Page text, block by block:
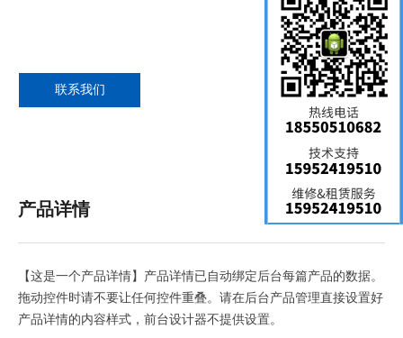
联系我们
【这是一个产品详情】产品详情已自动绑定后台每篇产品的数据。
拖动控件时请不要让任何控件重叠。请在后台产品管理直接设置好
产品详情的内容样式，前台设计器不提供设置。
产品详情